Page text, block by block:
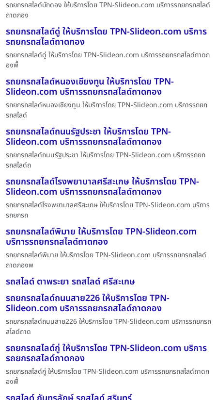
รถยกรถสไลด์บักดอง ให้บริการโดย TPN-Slideon.com บริการรถยกรถสไลด์
ถาดกอง
รถยกรถสไลด์ดู่ ให้บริการโดย TPN-Slideon.com บริการ
รถยกรถสไลด์ถาดกอง
รถยกรถสไลด์ดู่ ให้บริการโดย TPN-Slideon.com บริการรถยกรถสไลด์ถาดก
องพื้
รถยกรถสไลด์หนองเชียงทูน ให้บริการโดย TPN-
Slideon.com บริการรถยกรถสไลด์ถาดกอง
รถยกรถสไลด์หนองเชียงทูน ให้บริการโดย TPN-Slideon.com บริการรถยก
รถสไลด์
รถยกรถสไลด์ถนนรัฐประชา ให้บริการโดย TPN-
Slideon.com บริการรถยกรถสไลด์ถาดกอง
รถยกรถสไลด์ถนนรัฐประชา ให้บริการโดย TPN-Slideon.com บริการรถยก
รถสไลด์ถ
รถยกรถสไลด์โรงพยาบาลศรีสะเกษ ให้บริการโดย TPN-
Slideon.com บริการรถยกรถสไลด์ถาดกอง
รถยกรถสไลด์โรงพยาบาลศรีสะเกษ ให้บริการโดย TPN-Slideon.com บริการ
รถยกรถ
รถยกรถสไลด์พิมาย ให้บริการโดย TPN-Slideon.com
บริการรถยกรถสไลด์ถาดกอง
รถยกรถสไลด์พิมาย ให้บริการโดย TPN-Slideon.com บริการรถยกรถสไลด์
ถาดกองพ
รถสไลด์ ตาพระยา รถสไลด์ ศรีสะเกษ
รถยกรถสไลด์ถนนสาย226 ให้บริการโดย TPN-
Slideon.com บริการรถยกรถสไลด์ถาดกอง
รถยกรถสไลด์ถนนสาย226 ให้บริการโดย TPN-Slideon.com บริการรถยกรถ
สไลด์ถาด
รถยกรถสไลด์กู่ ให้บริการโดย TPN-Slideon.com บริการ
รถยกรถสไลด์ถาดกอง
รถยกรถสไลด์กู่ ให้บริการโดย TPN-Slideon.com บริการรถยกรถสไลด์ถาดก
องพื้